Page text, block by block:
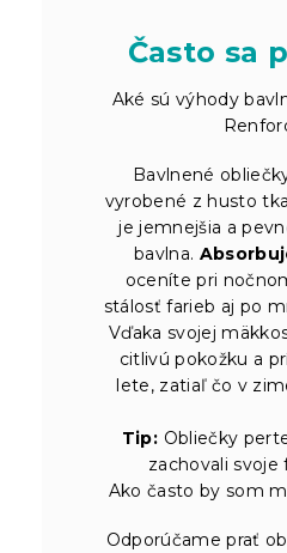
Často sa
Aké sú výhody
Bavlnené
vyrobené z husto
je jemnejšia a
bavlna.
oceníte pri
stálosť farieb aj po
Vďaka svojej
citlivú pokožku a
lete, zatiaľ čo v
Tip: Obliečky
zachovali svoje
Ako často by som
Odporúčame prať